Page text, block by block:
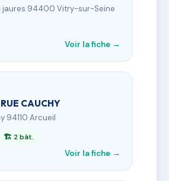
jaures 94400 Vitry-sur-Seine
Voir la fiche →
CAUCHY
94110 Arcueil
🏗 2 bât.
Voir la fiche →